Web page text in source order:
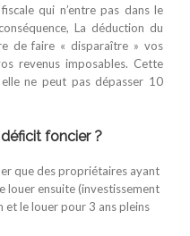
qui n’entre pas dans le
La déduction du
de faire « disparaître » vos
revenus imposables. Cette
ne peut pas dépasser 10
foncier ?
que des propriétaires ayant
louer ensuite (investissement
le louer pour 3 ans pleins